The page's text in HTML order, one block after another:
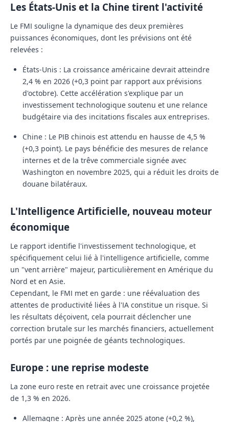
Les États-Unis et la Chine tirent l'activité
Le FMI souligne la dynamique des deux premières
puissances économiques, dont les prévisions ont été
relevées :
États-Unis : La croissance américaine devrait atteindre
2,4 % en 2026 (+0,3 point par rapport aux prévisions
d'octobre). Cette accélération s'explique par un
investissement technologique soutenu et une relance
budgétaire via des incitations fiscales aux entreprises.
Chine : Le PIB chinois est attendu en hausse de 4,5 %
(+0,3 point). Le pays bénéficie des mesures de relance
internes et de la trêve commerciale signée avec
Washington en novembre 2025, qui a réduit les droits de
douane bilatéraux.
L'Intelligence Artificielle, nouveau moteur
économique
Le rapport identifie l'investissement technologique, et
spécifiquement celui lié à l'intelligence artificielle, comme
un "vent arrière" majeur, particulièrement en Amérique du
Nord et en Asie.
Cependant, le FMI met en garde : une réévaluation des
attentes de productivité liées à l'IA constitue un risque. Si
les résultats déçoivent, cela pourrait déclencher une
correction brutale sur les marchés financiers, actuellement
portés par une poignée de géants technologiques.
Europe : une reprise modeste
La zone euro reste en retrait avec une croissance projetée
de 1,3 % en 2026.
Allemagne : Après une année 2025 atone (+0,2 %),